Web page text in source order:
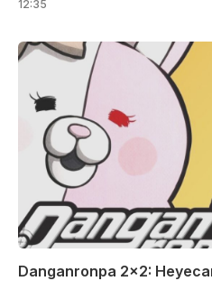
12:35
Danganronpa 2×2: